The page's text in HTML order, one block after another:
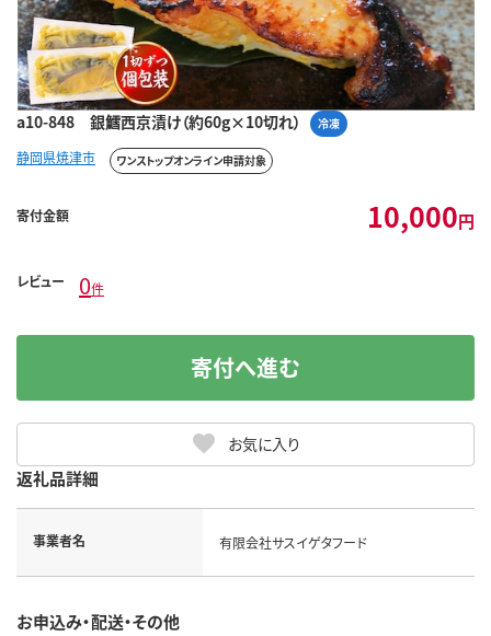
a10-848 銀鱈西京漬け（約60g×10切れ） 冷凍
静岡県焼津市 ワンストップオンライン申請対象
寄付金額 10,000円
レビュー 0件
お気に入り
寄付へ進む
返礼品詳細
事業者名 有限会社サスイゲタフード
お申込み・配送・その他